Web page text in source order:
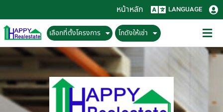
หน้าหลัก LANGUAGE
เลือกที่ตั้งโครงการ โกดังให้เช่า